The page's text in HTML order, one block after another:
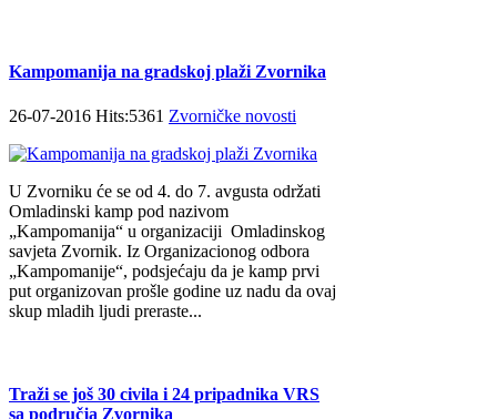
Kampomanija na gradskoj plaži Zvornika
26-07-2016 Hits:5361 Zvorničke novosti
U Zvorniku će se od 4. do 7. avgusta održati
Omladinski kamp pod nazivom
„Kampomanija“ u organizaciji Omladinskog
savjeta Zvornik. Iz Organizacionog odbora
„Kampomanije“, podsjećaju da je kamp prvi
put organizovan prošle godine uz nadu da ovaj
skup mladih ljudi preraste...
Traži se još 30 civila i 24 pripadnika VRS
sa područja Zvornika